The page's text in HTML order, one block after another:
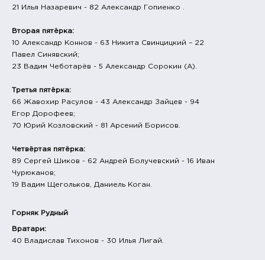
21 Илья Назаревич - 82 Александр Гопиенко .
Вторая пятёрка:
10 Александр Коннов - 63 Никита Свинцицкий – 22
Павел Синявский;
23 Вадим Чеботарёв - 5 Александр Сорокин (А).
Третья пятёрка:
66 Жавохир Расулов - 43 Александр Зайцев - 94
Егор Дорофеев;
70 Юрий Козловский - 81 Арсений Борисов.
Четвёртая пятёрка:
89 Сергей Шиков - 62 Андрей Болучевский - 16 Иван
Чурюканов;
19 Вадим Щегольков, Даниель Коган.
Горняк Рудный
Вратари:
40 Владислав Тихонов - 30 Илья Лигай.